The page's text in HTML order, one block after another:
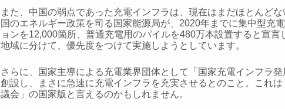
また、中国の弱点であった充電インフラは、現在はまだほとんどな
国のエネルギー政策を司る国家能源局が、2020年までに集中型充
ョンを12,000箇所、普通充電用のパイルを480万本設置すると宣言
地域に分けて、 優先度をつけて実施しようとしています。
さらに、国家主導による充電業界団体として「国家充電インフラ発
創設し、
まさに急速に充電インフラを充実させるとのこと。これ
議会」の国家版 と言えるのかもしれません。